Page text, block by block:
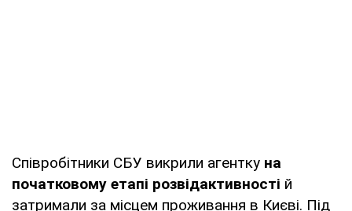
Співробітники СБУ викрили агентку на
початковому етапі розвідактивності й
затримали за місцем проживання в Києві. Під